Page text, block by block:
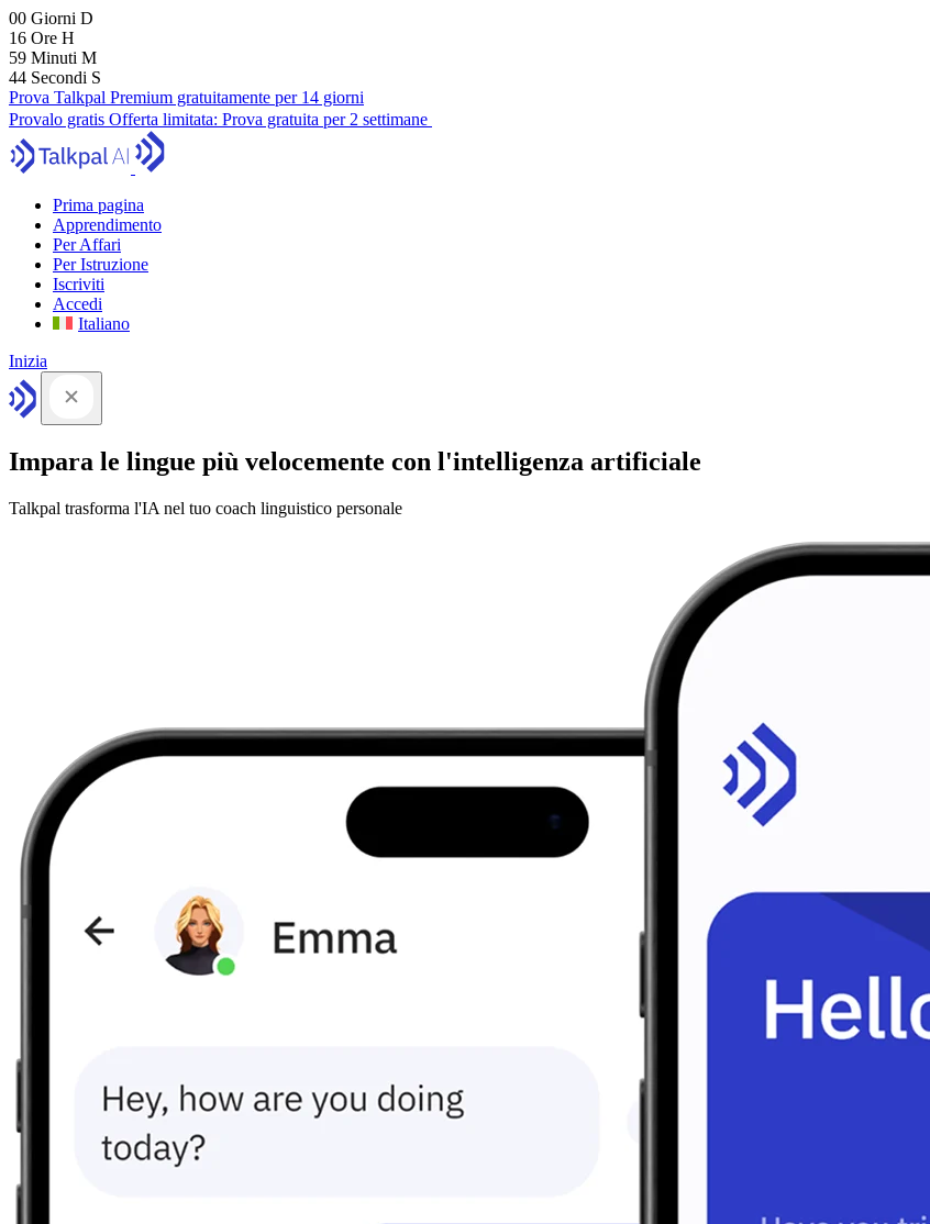
00 Giorni D
16 Ore H
59 Minuti M
43 Secondi S
Prova Talkpal Premium gratuitamente per 14 giorni
Provalo gratis Offerta limitata: Prova gratuita per 2 settimane
Prima pagina
Apprendimento
Per Affari
Per Istruzione
Iscriviti
Accedi
Italiano
Inizia
Impara le lingue più velocemente con l'intelligenza artificiale
Talkpal trasforma l'IA nel tuo coach linguistico personale